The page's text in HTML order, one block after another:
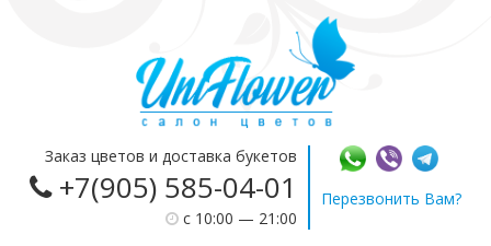
Заказ цветов и доставка букетов
+7(905) 585-04-01
c 10:00 — 21:00
Перезвонить Вам?